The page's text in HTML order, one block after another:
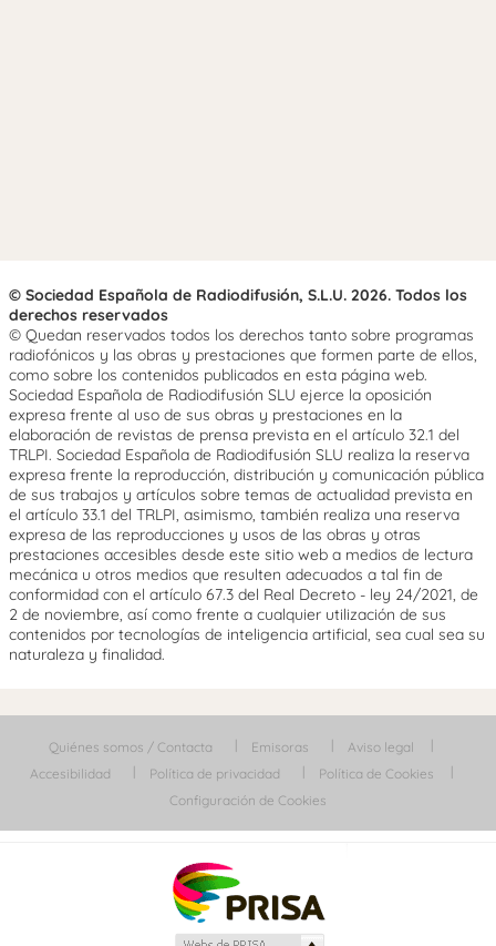
© Sociedad Española de Radiodifusión, S.L.U. 2026. Todos los
derechos reservados
© Quedan reservados todos los derechos tanto sobre programas
radiofónicos y las obras y prestaciones que formen parte de ellos,
como sobre los contenidos publicados en esta página web.
Sociedad Española de Radiodifusión SLU ejerce la oposición
expresa frente al uso de sus obras y prestaciones en la
elaboración de revistas de prensa prevista en el artículo 32.1 del
TRLPI. Sociedad Española de Radiodifusión SLU realiza la reserva
expresa frente la reproducción, distribución y comunicación pública
de sus trabajos y artículos sobre temas de actualidad prevista en
el artículo 33.1 del TRLPI, asimismo, también realiza una reserva
expresa de las reproducciones y usos de las obras y otras
prestaciones accesibles desde este sitio web a medios de lectura
mecánica u otros medios que resulten adecuados a tal fin de
conformidad con el artículo 67.3 del Real Decreto - ley 24/2021, de
2 de noviembre, así como frente a cualquier utilización de sus
contenidos por tecnologías de inteligencia artificial, sea cual sea su
naturaleza y finalidad.
Quiénes somos / Contacta Emisoras
Aviso legal
Accesibilidad
Política de privacidad
Política de Cookies
Configuración de Cookies